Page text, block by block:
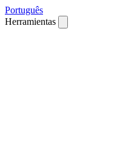
Português
Herramientas